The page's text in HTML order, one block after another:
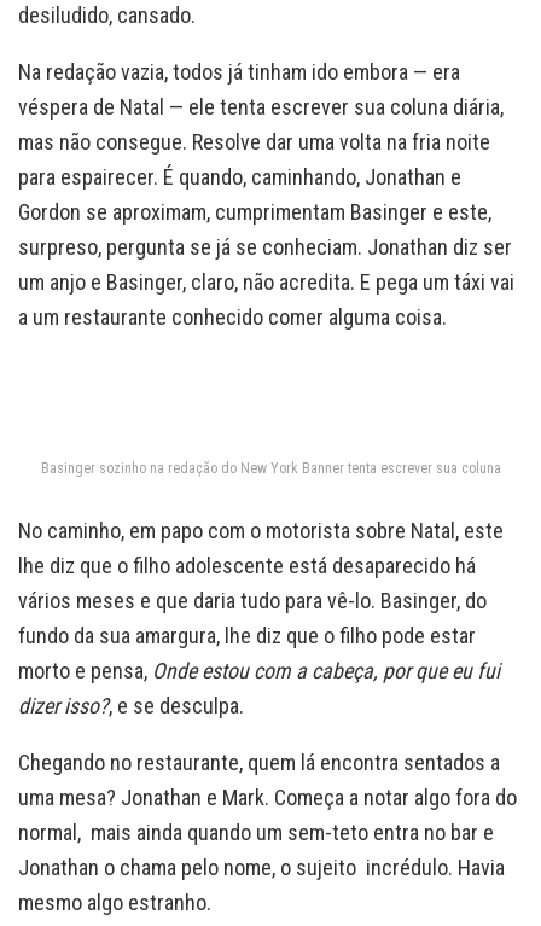
desiludido, cansado.
Na redação vazia, todos já tinham ido embora — era
véspera de Natal — ele tenta escrever sua coluna diária,
mas não consegue. Resolve dar uma volta na fria noite
para espairecer. É quando, caminhando, Jonathan e
Gordon se aproximam, cumprimentam Basinger e este,
surpreso, pergunta se já se conheciam. Jonathan diz ser
um anjo e Basinger, claro, não acredita. E pega um táxi vai
a um restaurante conhecido comer alguma coisa.
Basinger sozinho na redação do New York Banner tenta escrever sua coluna
No caminho, em papo com o motorista sobre Natal, este
lhe diz que o filho adolescente está desaparecido há
vários meses e que daria tudo para vê-lo. Basinger, do
fundo da sua amargura, lhe diz que o filho pode estar
morto e pensa, Onde estou com a cabeça, por que eu fui
dizer isso?, e se desculpa.
Chegando no restaurante, quem lá encontra sentados a
uma mesa? Jonathan e Mark. Começa a notar algo fora do
normal, mais ainda quando um sem-teto entra no bar e
Jonathan o chama pelo nome, o sujeito incrédulo. Havia
mesmo algo estranho.